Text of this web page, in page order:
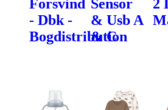
Forsvind
- Dbk -
Bogdistribution
Sensor
& Usb A
& C
2